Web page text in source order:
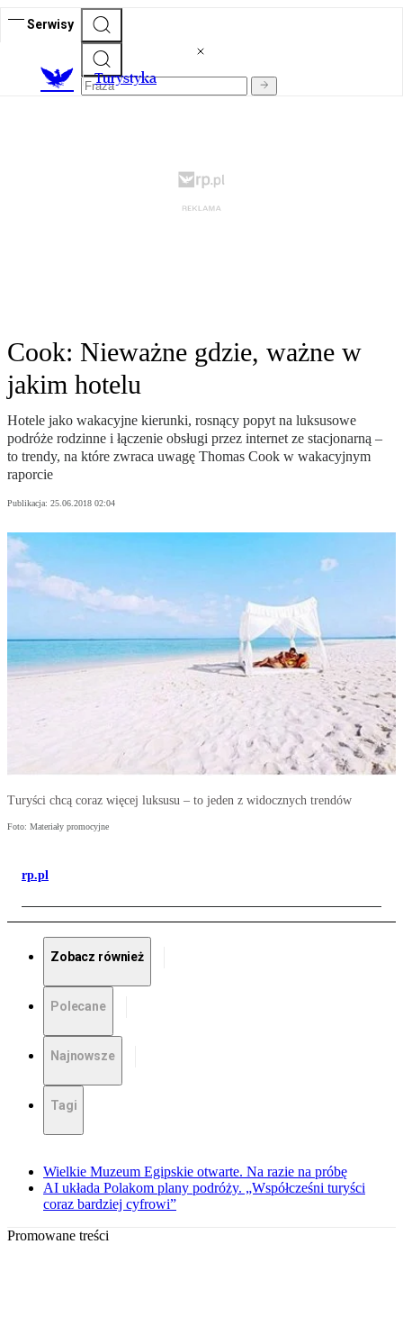
Serwisy
Turystyka
Cook: Nieważne gdzie, ważne w
jakim hotelu
Hotele jako wakacyjne kierunki, rosnący popyt na luksusowe
podróże rodzinne i łączenie obsługi przez internet ze stacjonarną –
to trendy, na które zwraca uwagę Thomas Cook w wakacyjnym
raporcie
Publikacja: 25.06.2018 02:04
Turyści chcą coraz więcej luksusu – to jeden z widocznych trendów
Foto: Materiały promocyjne
rp.pl
Zobacz również
Polecane
Najnowsze
Tagi
Wielkie Muzeum Egipskie otwarte. Na razie na próbę
AI układa Polakom plany podróży. „Współcześni turyści
coraz bardziej cyfrowi”
Promowane treści